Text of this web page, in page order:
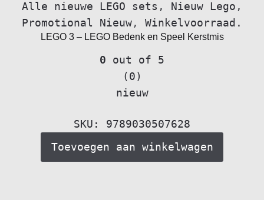
Alle nieuwe LEGO sets , Nieuw Lego ,
Promotional Nieuw , Winkelvoorraad.
LEGO 3 – LEGO Bedenk en Speel Kerstmis
0 out of 5
(0)
nieuw
SKU: 9789030507628
Toevoegen aan winkelwagen